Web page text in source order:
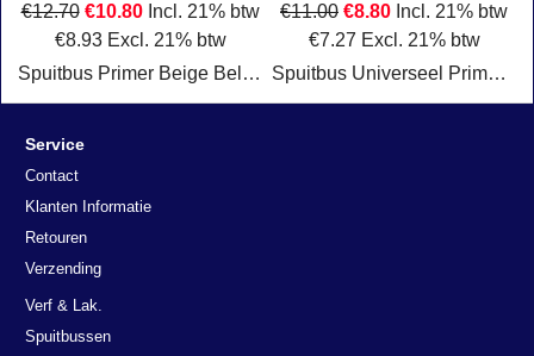
€12.70 €10.80 Incl. 21% btw
€8.93 Excl. 21% btw
Spuitbus Primer Beige Belton 323504
€11.00 €8.80 Incl. 21% btw
€7.27 Excl. 21% btw
Spuitbus Universeel Primer wit 323502 Belton
Service
Contact
Klanten Informatie
Retouren
Verzending
Verf & Lak.
Spuitbussen